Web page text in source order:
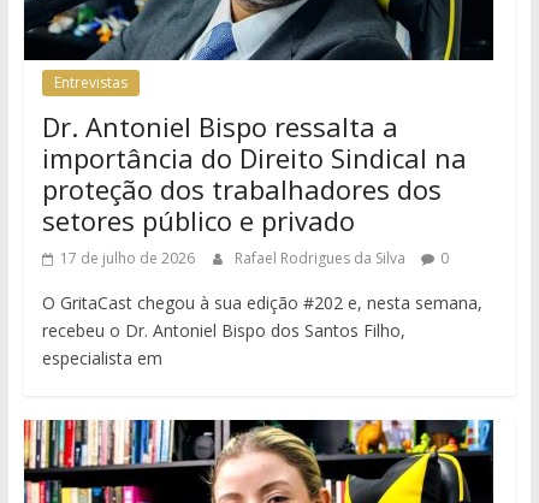
Entrevistas
Dr. Antoniel Bispo ressalta a
importância do Direito Sindical na
proteção dos trabalhadores dos
setores público e privado
17 de julho de 2026 Rafael Rodrigues da Silva 0
O GritaCast chegou à sua edição #202 e, nesta semana,
recebeu o Dr. Antoniel Bispo dos Santos Filho,
especialista em